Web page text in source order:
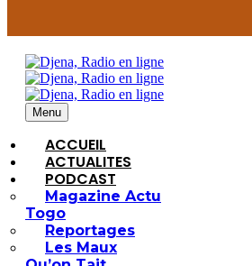
Menu
ACCUEIL
ACTUALITES
PODCAST
Magazine Actu
Togo
Reportages
Les Maux